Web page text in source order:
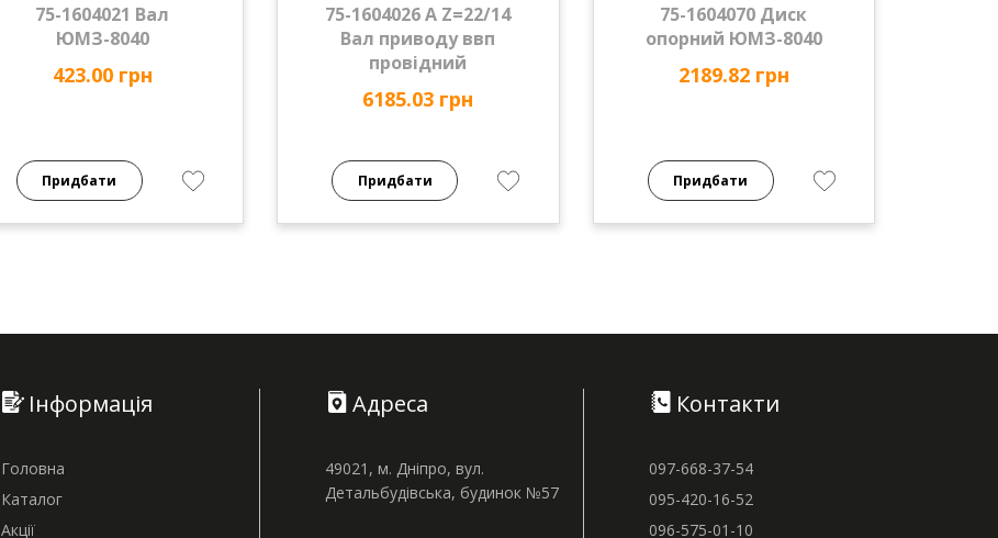
75-1604021 Вал
ЮМЗ-8040
423.00 грн
Придбати
75-1604026 А Z=22/14
Вал приводу ввп
провідний
6185.03 грн
Придбати
75-1604070 Диск
опорний ЮМЗ-8040
2189.82 грн
Придбати
Інформація
Головна
Каталог
Акції
Адреса
49021, м. Дніпро, вул.
Детальбудівська, будинок №57
Контакти
097-668-37-54
095-420-16-52
096-575-01-10